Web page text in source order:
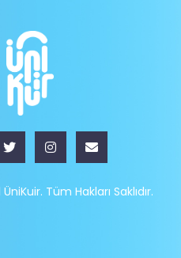
Tüm Hakları Saklıdır.